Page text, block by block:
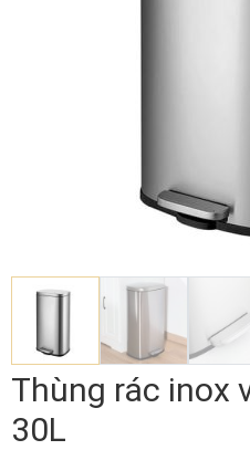
Thùng rác inox
30L